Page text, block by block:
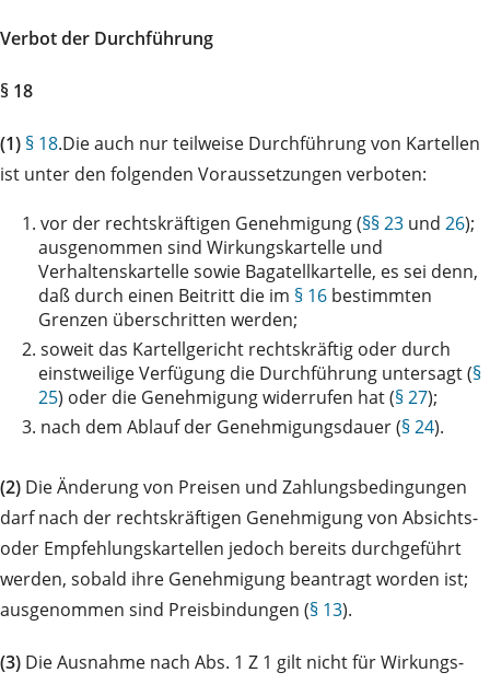
Verbot der Durchführung
§ 18
(1) § 18.Die auch nur teilweise Durchführung von Kartellen
ist unter den folgenden Voraussetzungen verboten:
1. vor der rechtskräftigen Genehmigung (§§ 23 und 26);
ausgenommen sind Wirkungskartelle und
Verhaltenskartelle sowie Bagatellkartelle, es sei denn,
daß durch einen Beitritt die im § 16 bestimmten
Grenzen überschritten werden;
2. soweit das Kartellgericht rechtskräftig oder durch
einstweilige Verfügung die Durchführung untersagt (§
25) oder die Genehmigung widerrufen hat (§ 27);
3. nach dem Ablauf der Genehmigungsdauer (§ 24).
(2) Die Änderung von Preisen und Zahlungsbedingungen
darf nach der rechtskräftigen Genehmigung von Absichts-
oder Empfehlungskartellen jedoch bereits durchgeführt
werden, sobald ihre Genehmigung beantragt worden ist;
ausgenommen sind Preisbindungen (§ 13).
(3) Die Ausnahme nach Abs. 1 Z 1 gilt nicht für Wirkungs-